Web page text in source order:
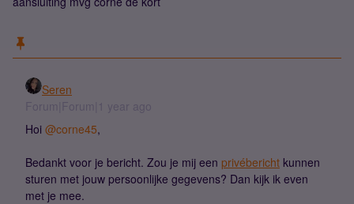
Seren
Forum|Forum|1 year ago
Hoi @corne45,
Bedankt voor je bericht. Zou je mij een privébericht kunnen
sturen met jouw persoonlijke gegevens? Dan kijk ik even
met je mee.